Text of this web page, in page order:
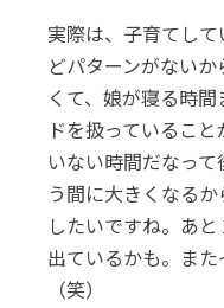
実際は、子育てし
どパターンがない
くて、娘が寝る時
ドを扱っているこ
いない時間だなっ
う間に大きくなる
したいですね。あ
出ているかも。ま
（笑）